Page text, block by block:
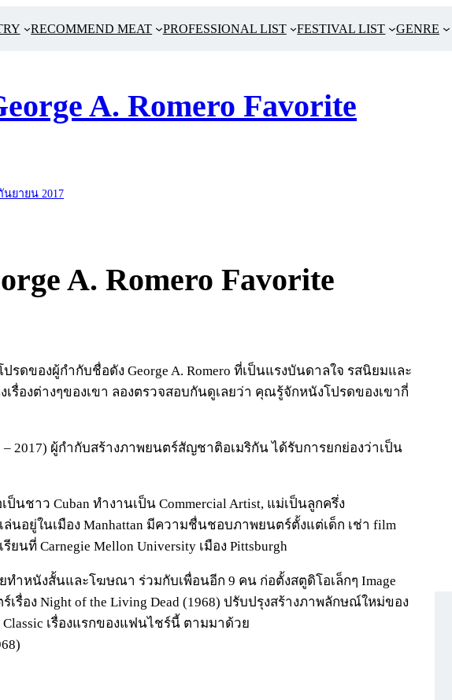
RECOMMEND MEAT PROFESSIONAL LIST FESTIVAL LIST GENRE
A. Romero Favorite
นยายน 2017
A. Romero Favorite
รดของผู้กำกับชื่อดัง George A. Romero ที่เป็นแรงบันดาลใจ รสนิยมและ
รื่องต่างๆของเขา ลองตรวจสอบกันดูเลยว่า คุณรู้จักหนังโปรดของเขากี่
– 2017) ผู้กำกับสร้างภาพยนตร์สัญชาติอเมริกัน ได้รับการยกย่องว่าเป็น
เป็นชาว Cuban ทำงานเป็น Commercial Artist, แม่เป็นลูกครึ่ง
ล่นอยู่ในเมือง Manhattan มีความชื่นชอบภาพยนตร์ตั้งแต่เด็ก เช่า film
นที่ Carnegie Mellon University เมือง Pittsburgh
ทำหนังสั้นและโฆษณา ร่วมกับเพื่อนอีก 9 คน ก่อตั้งสตูดิโอเล็กๆ Image
เรื่อง Night of the Living Dead (1968) ปรับปรุงสร้างภาพลักษณ์ใหม่ของ
เรื่องแรกของแฟนไชร์นี้ ตามมาด้วย